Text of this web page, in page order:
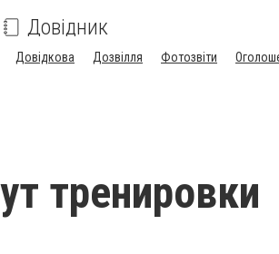
Довідник
Довідкова Дозвілля Фотозвіти
тренировки